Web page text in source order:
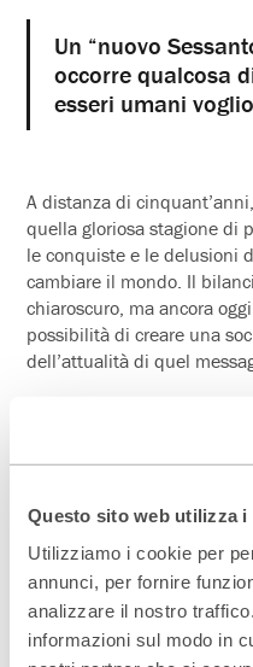
Questo sito web utilizza i
Utilizziamo i cookie per
annunci, per fornire
analizzare il nostro
informazioni sul modo in
Un “nuovo
occorre qualcosa
esseri umani
A distanza di
quella gloriosa stagione di
le conquiste e le delusioni
cambiare il mondo. Il
chiaroscuro, ma ancora
possibilità di creare una
dell’attualità di quel
aumenta
una lezione che le nuove
un pronome: noi.
la forza di ragionare
a procedere aldilà
costruire un futuro per noi,
per tutti quelli che